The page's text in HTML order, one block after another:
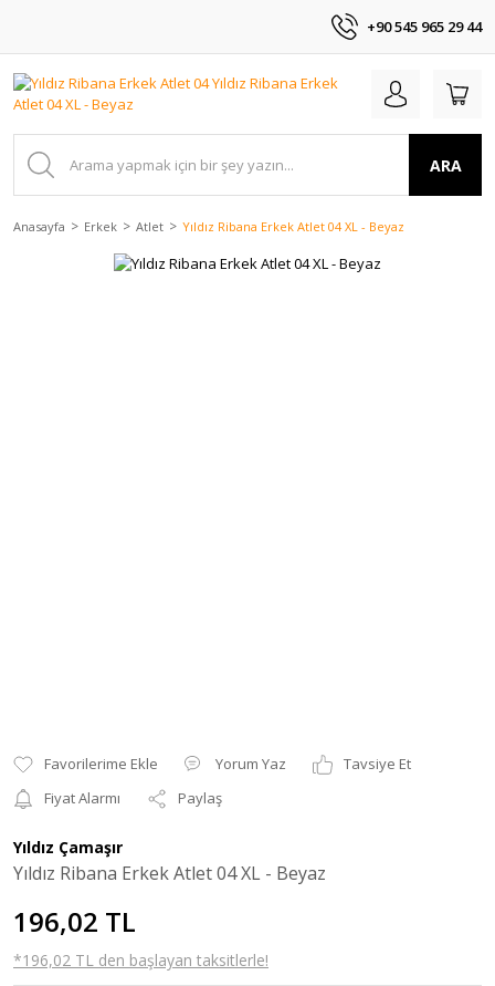
+90 545 965 29 44
ARA
Anasayfa Erkek Atlet Yıldız Ribana Erkek Atlet 04 XL - Beyaz
Yorum Yaz
Tavsiye Et
Fiyat Alarmı
Paylaş
Yıldız Çamaşır
Yıldız Ribana Erkek Atlet 04 XL - Beyaz
196,02 TL
*196,02 TL den başlayan taksitlerle!